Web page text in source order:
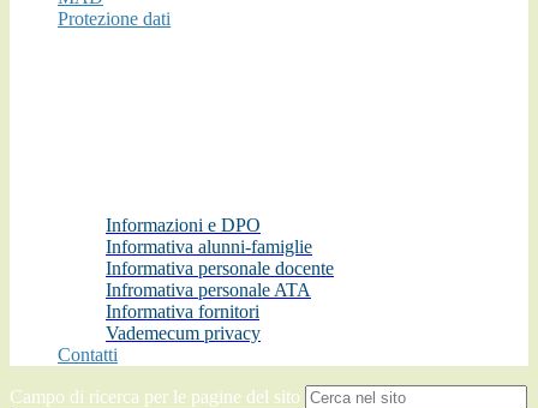
Protezione dati
Informazioni e DPO
Informativa alunni-famiglie
Informativa personale docente
Infromativa personale ATA
Informativa fornitori
Vademecum privacy
Contatti
Campo di ricerca per le pagine del sito